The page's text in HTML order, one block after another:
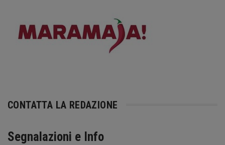
CONTATTA LA REDAZIONE
Segnalazioni e Info